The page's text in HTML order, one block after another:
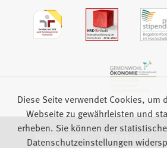
Impressum Datenschutz
Diese Seite verwendet Cookies, um
Webseite zu gewährleisten und
erheben. Sie können der
Datenschutzeinstellungen